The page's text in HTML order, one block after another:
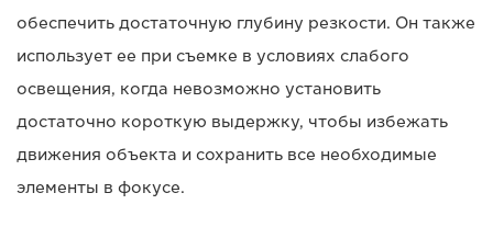
обеспечить достаточную глубину резкости. Он также
использует ее при съемке в условиях слабого
освещения, когда невозможно установить
достаточно короткую выдержку, чтобы избежать
движения объекта и сохранить все необходимые
элементы в фокусе.